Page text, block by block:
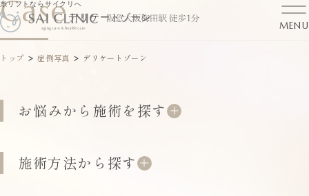
糸リフトならサイクリへ
MENU
Caseデリケートゾーン
トップ >症例写真 > デリケートゾーン
お悩みから施術を探す
施術方法から探す